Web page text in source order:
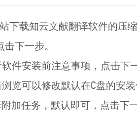
下载知云文献翻译软件的压
下一步。
件安装前注意事项，点击下
览可以修改默认在C盘的安
加任务，默认即可，点击下